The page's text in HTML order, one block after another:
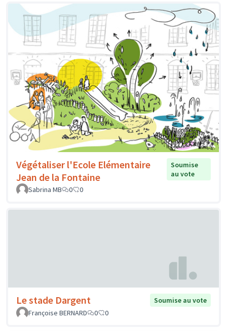
Végétaliser l'Ecole Elémentaire
Jean de la Fontaine
Soumise
au vote
Sabrina MB
0 0
Le stade Dargent
Soumise au vote
Françoise BERNARD
0 0